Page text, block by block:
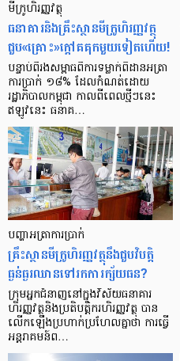
មីក្រូ​ហិរញ្ញវត្ថុ
ធនាគារ​និង​គ្រឹះស្ថាន​មីក្រូ​ហិរញ្ញវត្ថុ​
ជួប«គ្រោះ»ក្តៅ​គគុក​មួយ​ទៀត​ហើយ!
បន្ទាប់​ពី​រង​សម្ពាធ​​ពី​ការ​ទម្លាក់​ពិដាន​អត្រា​
ការ​ប្រាក់ ១៨​% ដែល​កំណត់​ដោយ​
រដ្ឋាភិបាល​កម្ពុជា កាល​ពី​ពេល​ថ្មីៗ​នេះ
ឥឡូវ​នេះ ធនាគ…
បញ្ហា​អត្រា​ការប្រាក់
គ្រឹះស្ថាន​មីក្រូ​ហិរញ្ញវត្ថុ​នឹង​ជួប​វិបត្តិ​
ធ្ងន់ធ្ងរ​ឈាន​ទៅ​រក​ការ​ក្ស័យធន?
ក្រុម​អ្នក​ជំនាញ​នៅ​ក្នុង​វិស័យ​ធនាគារ
ហិរញ្ញវត្ថុ​និង​ប្រតិបត្តិករ​ហិរញ្ញ​វត្ថុ បាន​​
លើក​ឡើង​ប្រហាក់​ប្រហែល​គ្នា​ថា ការ​ធ្វើ​
អន្តរាគមន៍​ព…